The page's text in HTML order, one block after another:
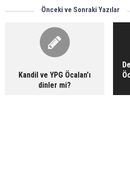
Önceki ve Sonraki Yazılar
Kandil ve YPG Öcalan’ı
dinler mi?